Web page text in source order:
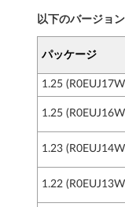
以下のバージョ
パッケージ
1.25
1.25
1.23
1.22